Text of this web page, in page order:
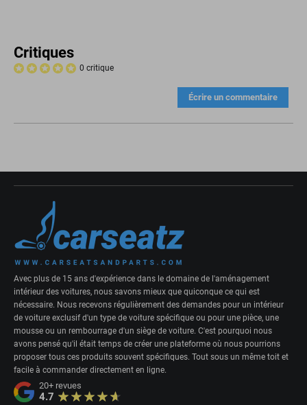
Critiques
0 critique
Écrire un commentaire
Avec plus de 15 ans d'expérience dans le domaine de l'aménagement
intérieur des voitures, nous savons mieux que quiconque ce qui est
nécessaire. Nous recevons régulièrement des demandes pour un intérieur
de voiture exclusif d'un type de voiture spécifique ou pour une pièce, une
mousse ou un rembourrage d'un siège de voiture. C'est pourquoi nous
avons pensé qu'il était temps de créer une plateforme où nous pourrions
proposer tous ces produits souvent spécifiques. Tout sous un même toit et
facile à commander directement en ligne.
20+ revues
4.7